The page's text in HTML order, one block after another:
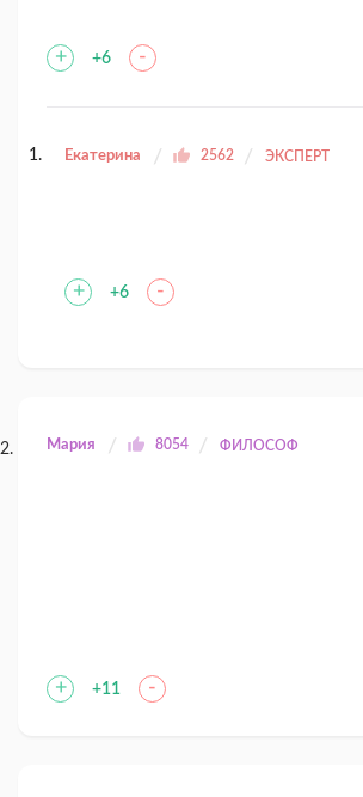
+ +6 -
Екатерина 2562 ЭКСПЕРТ
+ +6 -
Мария 8054 ФИЛОСОФ
+ +11 -